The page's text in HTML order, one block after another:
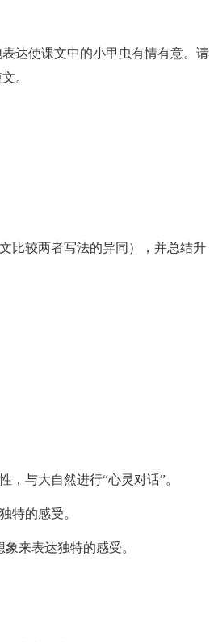
达使课文中的小甲虫有情有意。请
。
比较两者写法的异同），并总结升
与大自然进行“心灵对话”。
特的感受。
来表达独特的感受。